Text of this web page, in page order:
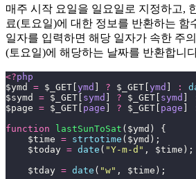
매주 시작 요일을 일요일로 지정하고,
료(토요일)에 대한 정보를 반환하는 함
일자를 입력하면 해당 일자가 속한 주
(토요일)에 해당하는 날짜를 반환합니
<?php
$ymd = $_GET[ymd ] ? $_GET[ymd ] :
$symd = $_GET[ symd ] ? $_GET[ symd ]
$page = $_GET[ page ] ? $_GET[ page ]
function lastSunToSat ($ymd) {
    $time
= strtotime ($ymd);
    $today
= date ( "Y-m-d " ,
$time);
    $tday
= date ( "w" ,
$time);